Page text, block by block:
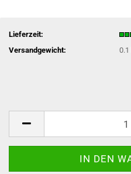
Lieferzeit:
Versandgewicht: 0.1